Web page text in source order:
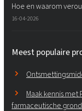
Hoe en waarom
16-04-2026
Meest populaire
Maak kennis met
farmaceutische